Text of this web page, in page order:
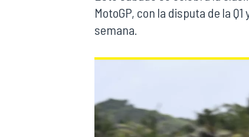
MOTOGP
MotoGP, con la disputa de la
semana.